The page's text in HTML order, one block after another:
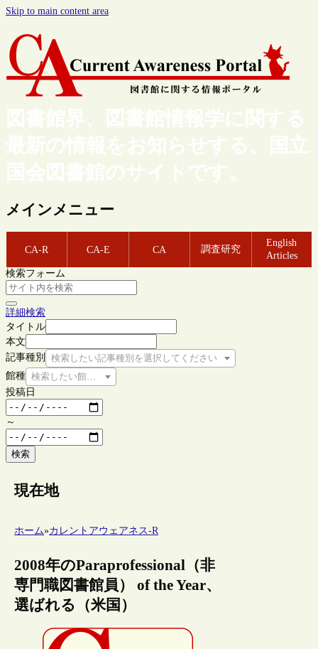
Skip to main content area
図書館界、図書館情報学に関する
最新の情報をお知らせする、国立
国会図書館のサイトです。
メインメニュー
CA-R CA-E CA 調査研究
English
Articles
検索フォーム
詳細検索
タイトル
本文
記事種別
検索したい記事種別を選択してください
館種 検索したい館種を選択してください
投稿日
～
検索
現在地
ホーム»カレントアウェアネス-R
2008年のParaprofessional（非
専門職図書館員） of the Year、
選ばれる（米国）